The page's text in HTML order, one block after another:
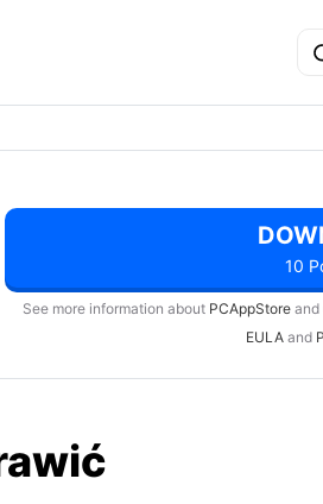
10
See more information about PCAppStoreand
EULA and